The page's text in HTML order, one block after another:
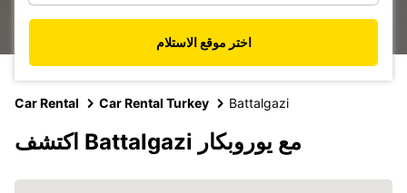
اختر موقع الاستلام
Car Rental Car Rental Turkey Battalgazi
اكتشف Battalgazi مع يوروبكار